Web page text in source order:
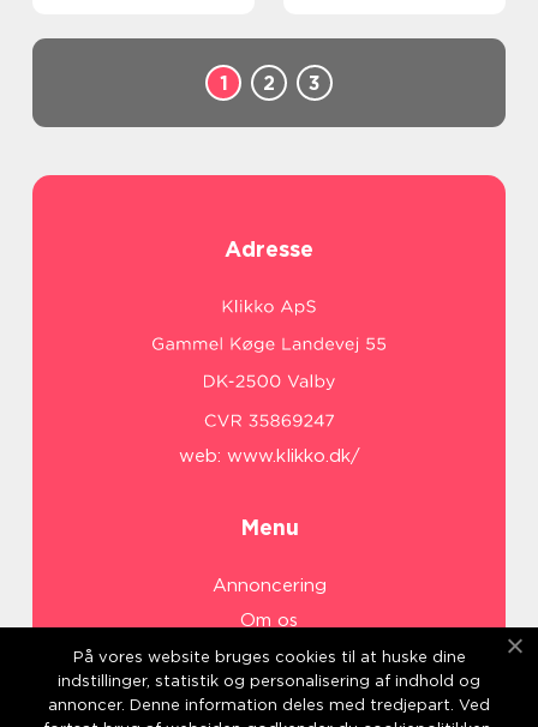
1 2 3
Adresse
web: www.klikko.dk/
Menu
Annoncering
Om os
Cookies
Kontakt os
På vores website bruges cookies til at huske dine
indstillinger, statistik og personalisering af indhold og
annoncer. Denne information deles med tredjepart. Ved